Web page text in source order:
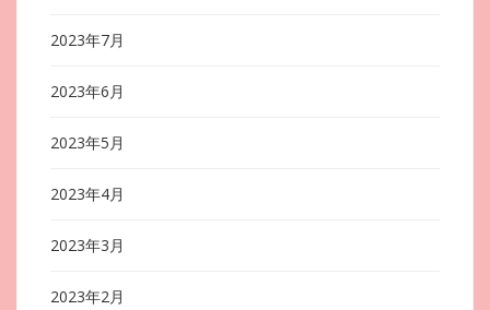
2023年7月
2023年6月
2023年5月
2023年4月
2023年3月
2023年2月